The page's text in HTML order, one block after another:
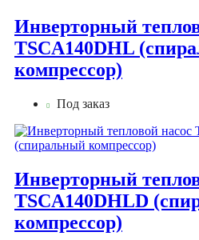
Инверторный
TSCA140DHL
компрессор)
Под заказ
Инверторный
TSCA140DHLD
компрессор)